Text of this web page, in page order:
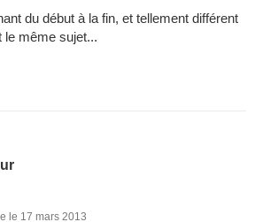
du début à la fin, et tellement différent
le même sujet...
le 17 mars 2013